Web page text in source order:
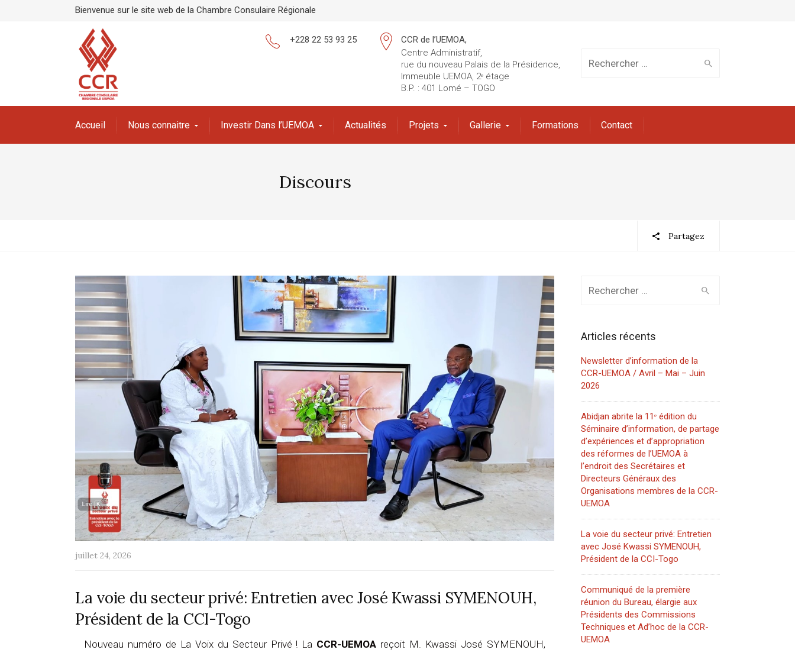
Bienvenue sur le site web de la Chambre Consulaire Régionale
Rechercher
:
CCR de l’UEMOA,
Centre Administratif,
rue du nouveau Palais de la Présidence,
Immeuble UEMOA, 2ᵉ étage
B.P. : 401 Lomé – TOGO
+228 22 53 93 25
Accueil Nous connaitre Investir Dans l’UEMOA Actualités Projets Gallerie Formations Contact
Discours
Partagez
juillet 24, 2026
La voie du secteur privé: Entretien avec José Kwassi SYMENOUH,
Président de la CCI-Togo
Nouveau numéro de La Voix du Secteur Privé ! La CCR-UEMOA reçoit M. Kwassi José SYMENOUH,
Articles récents
Newsletter d’information de la
CCR-UEMOA / Avril – Mai – Juin
2026
Abidjan abrite la 11ᵉ édition du
Séminaire d’information, de partage
d’expériences et d’appropriation
des réformes de l’UEMOA à
l’endroit des Secrétaires et
Directeurs Généraux des
Organisations membres de la CCR-
UEMOA
La voie du secteur privé: Entretien
avec José Kwassi SYMENOUH,
Président de la CCI-Togo
Communiqué de la première
réunion du Bureau, élargie aux
Présidents des Commissions
Techniques et Ad’hoc de la CCR-
UEMOA